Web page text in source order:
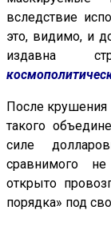
вследствие
это, видимо, и
издавна
После
такого
силе
сравнимого
открыто
порядка» под